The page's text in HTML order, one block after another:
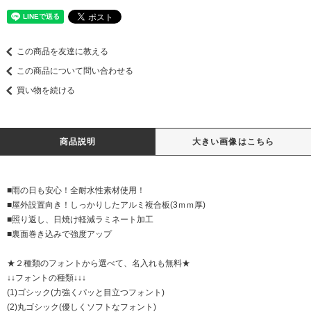
この商品を友達に教える
この商品について問い合わせる
買い物を続ける
商品説明 大きい画像はこちら
■雨の日も安心！全耐水性素材使用！
■屋外設置向き！しっかりしたアルミ複合板(3ｍｍ厚)
■照り返し、日焼け軽減ラミネート加工
■裏面巻き込みで強度アップ
★２種類のフォントから選べて、名入れも無料★
↓↓フォントの種類↓↓↓
(1)ゴシック(力強くパッと目立つフォント)
(2)丸ゴシック(優しくソフトなフォント)